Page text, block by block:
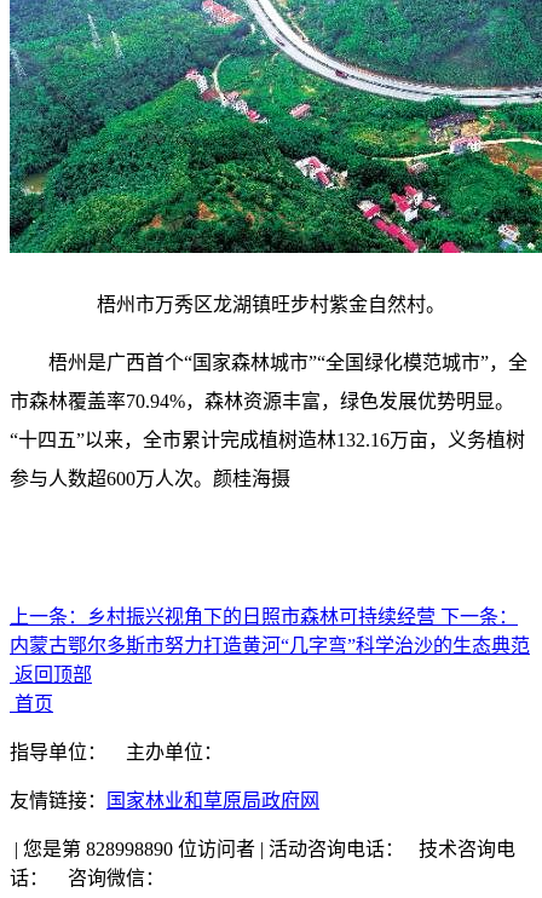
梧州市万秀区龙湖镇旺步村紫金自然村。
梧州是广西首个“国家森林城市”“全国绿化模范城市”，全
市森林覆盖率70.94%，森林资源丰富，绿色发展优势明显。
“十四五”以来，全市累计完成植树造林132.16万亩，义务植树
参与人数超600万人次。颜桂海摄
上一条： 乡村振兴视角下的日照市森林可持续经营 下一条：
内蒙古鄂尔多斯市努力打造黄河“几字弯”科学治沙的生态典范
返回顶部
首页
指导单位： 主办单位：
友情链接： 国家林业和草原局政府网
| 您是第 828998890 位访问者 | 活动咨询电话：
技术咨询电
话：
咨询微信：